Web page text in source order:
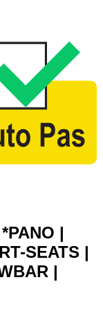
|
SEATS |
|